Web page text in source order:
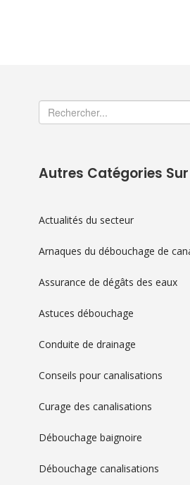
Autres Catégories
Actualités du secteur
Arnaques du débouchage de
Assurance de dégâts des eaux
Astuces débouchage
Conduite de drainage
Conseils pour canalisations
Curage des canalisations
Débouchage baignoire
Débouchage canalisations